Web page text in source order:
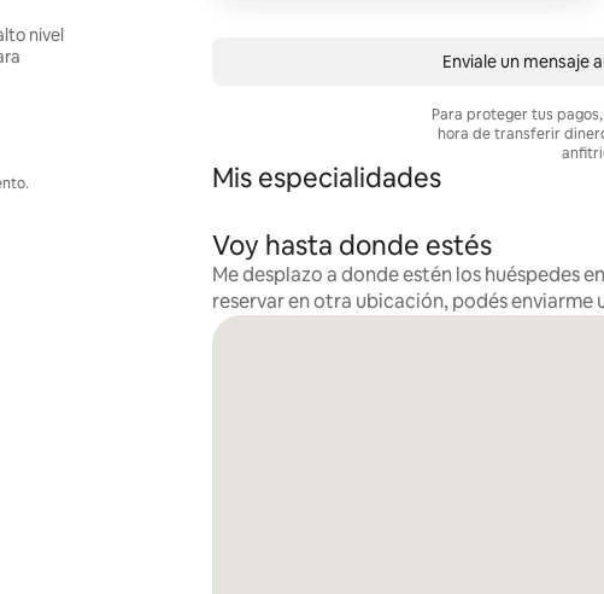
nivel
Enviale un mensaje
Para proteger tus
hora de transferir
Mis especialidades
Voy hasta donde estés
Me desplazo a donde estén los huéspedes
reservar en otra ubicación, podés enviarme